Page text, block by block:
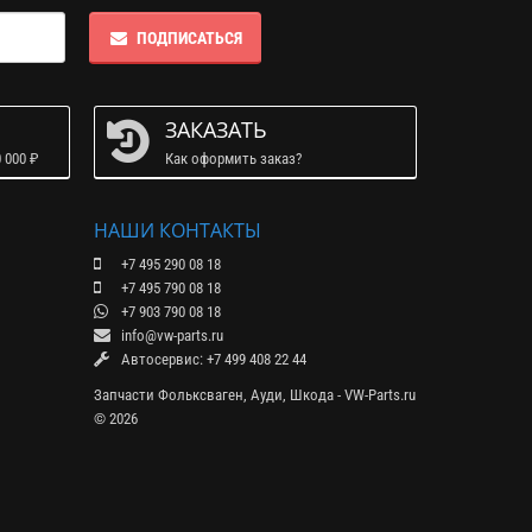
ПОДПИСАТЬСЯ
₽
ЗАКАЗАТЬ
Как оформить заказ?
НАШИ КОНТАКТЫ
+7 495 290 08 18
+7 495 790 08 18
+7 903 790 08 18
info@vw-parts.ru
Автосервис: +7 499 408 22 44
Запчасти Фольксваген, Ауди, Шкода - VW-Parts.ru
© 2026